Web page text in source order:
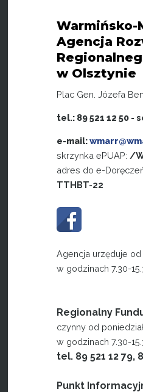
Warmińsko-
Agencja
w Olsztynie
Plac Gen. Józefa
tel.: 89 521 12 50 -
e-mail:
skrzynka ePUAP: /
adres do e-
TTHBT-22
Agencja urzęduje od
w godzinach 7.30-
Regionalny
czynny od
w godzinach 7.30-
tel. 89 521 12 79,
Punkt